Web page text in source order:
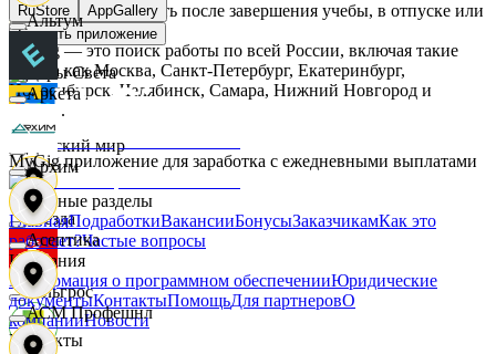
Дары Света
Детский мир
Звезда
Зельгрос
Альтум
Аркета
Архим
Асептика
АСМ Профешнл
Начните зарабатывать после завершения учебы, в отпуске или
в выходные.
MyGig — это поиск работы по всей России, включая такие
города как Москва, Санкт-Петербург, Екатеринбург,
Новосибирск, Челябинск, Самара, Нижний Новгород и
другие.
RuStore
AppGallery
Скачать приложение
MyGig приложение для заработка с ежедневными выплатами
Основные разделы
ГлавнаяПодработкиВакансииБонусыЗаказчикамКак это
работает?Частые вопросы
Компания
Информация о программном обеспеченииЮридические
документыКонтактыПомощьДля партнеровО
компанииНовости
Контакты